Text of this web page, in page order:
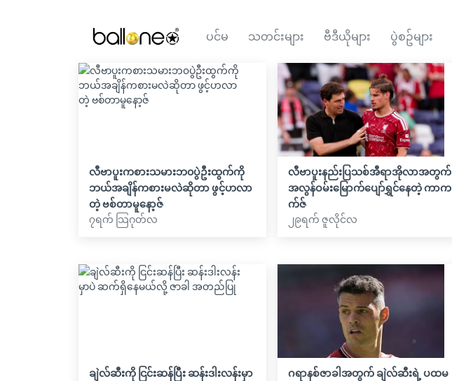
ပင်မ သတင်းများ ဗီဒီယိုများ ပွဲစဥ်များ
လီဗာပူးကစားသမားဘ၀ပွဲဦးထွက်ကို
ဘယ်အချိန်ကစားမလဲဆိုတာ ဖွင့်ဟလာ
တဲ့ ဗစ်တာမူနော့ဇ်
၇ရက် သြဂုတ်လ
လီဗာပူးနည်းပြသစ်အီရာအိုလာအတွက်
အလွန်ဝမ်းမြောက်ပျော်ရွှင်နေတဲ့ ကာက
က်ဇ်
၂၉ရက် ဇူလိုင်လ
ချဲလ်ဆီးကို ငြင်းဆန်ပြီး ဆန်းဒါးလန်းမှာ
ဂရာနစ်ဇာခါအတွက် ချဲလ်ဆီးရဲ့ ပထမ